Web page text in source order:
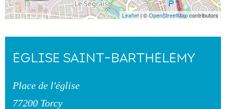
Leaflet| ©OpenStreetMapcontributors
ÉGLISE SAINT-BARTHÉLÉMY
Place de l'église
77200 Torcy